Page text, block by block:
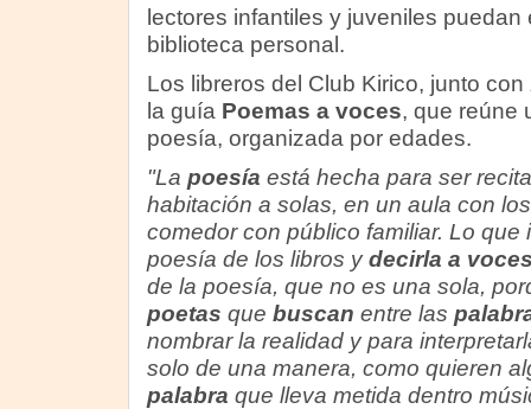
lectores infantiles y juveniles puedan
biblioteca personal.
Los libreros del Club Kirico, junto con
la guía Poemas a voces, que reúne
poesía, organizada por edades.
"La poesía está hecha para ser
habitación a solas, en un aula con
comedor con público familiar. Lo que
poesía de los libros ydecirla a
de la poesía, que no es una sola,
poetas que buscan entre las
nombrar la realidad y para
solo de una manera, como quieren
palabra que lleva metida dentro